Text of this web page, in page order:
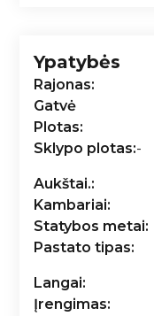
Ypatybės
Rajonas:
Gatvė
Plotas:
Sklypo plotas:-
Aukštai.:
Kambariai:
Statybos metai:
Pastato tipas:
Langai:
Įrengimas: